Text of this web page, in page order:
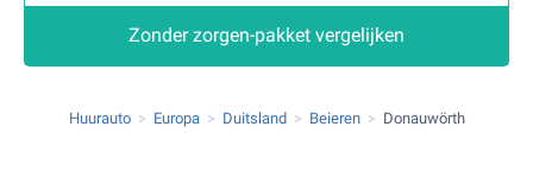
Zonder zorgen-pakket vergelijken
Huurauto Europa Duitsland Beieren Donauwörth